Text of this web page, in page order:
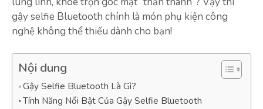
gậy selfie Bluetooth chính là món phụ kiện công
nghệ không thể thiếu dành cho bạn!
Nội dung
Gậy Selfie Bluetooth Là Gì?
Tính Năng Nổi Bật Của Gậy Selfie Bluetooth